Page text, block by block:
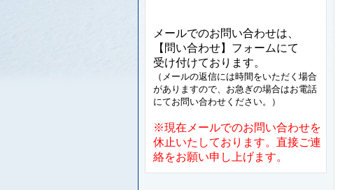
メールでのお問い合わせは、
【問い合わせ】フォームにて
受け付けております。
（メールの返信には時間をいただく場合
がありますので、お急ぎの場合はお電話
にてお問い合わせください。）
※現在メールでのお問い合わせを
休止いたしております。直接ご連
絡をお願い申し上げます。